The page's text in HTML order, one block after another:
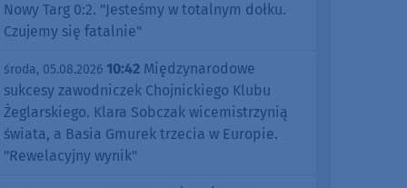
Nowy Targ 0:2. "Jesteśmy w totalnym dołku.
Czujemy się fatalnie"
środa, 05.08.2026 10:42 Międzynarodowe
sukcesy zawodniczek Chojnickiego Klubu
Żeglarskiego. Klara Sobczak wicemistrzynią
świata, a Basia Gmurek trzecia w Europie.
"Rewelacyjny wynik"